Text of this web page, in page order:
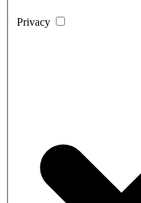
Privacy